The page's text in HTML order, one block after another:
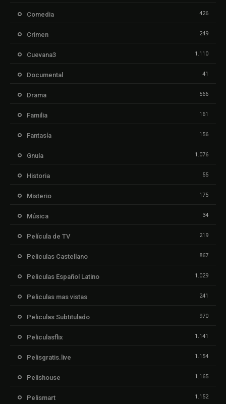
Comedia 426
Crimen 249
Cuevana3 1.110
Documental 41
Drama 566
Familia 161
Fantasía 156
Gnula 1.076
Historia 55
Misterio 175
Música 34
Película de TV 219
Peliculas Castellano 867
Peliculas Español Latino 1.029
Peliculas mas vistas 241
Peliculas Subtitulado 970
Peliculasflix 1.141
Pelisgratis.live 1.154
Pelishouse 1.165
Pelismart 1.152